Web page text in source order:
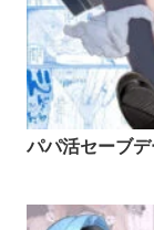
パパ活セーブ